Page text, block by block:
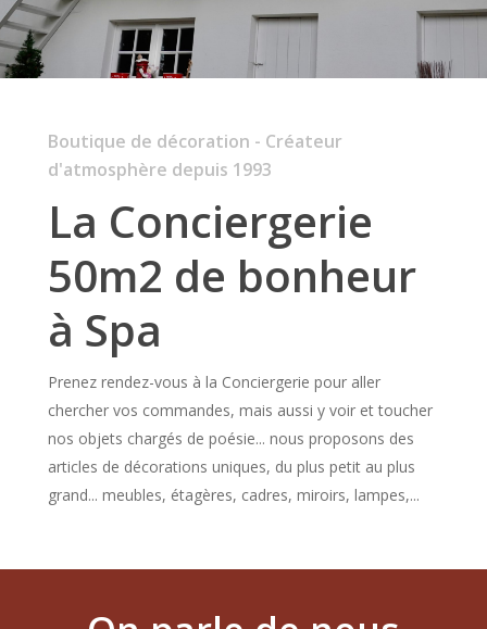
Boutique de décoration - Créateur
d'atmosphère depuis 1993
La Conciergerie
50m2 de bonheur
à Spa
Prenez rendez-vous à la Conciergerie pour aller
chercher vos commandes, mais aussi y voir et toucher
nos objets chargés de poésie... nous proposons des
articles de décorations uniques, du plus petit au plus
grand... meubles, étagères, cadres, miroirs, lampes,...